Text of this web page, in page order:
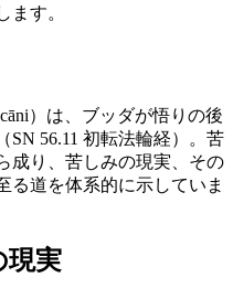
ます。
）は、ブッダが悟りの後
SN 56.11 初転法輪経）。苦
成り、苦しみの現実、その
る道を体系的に示していま
現実